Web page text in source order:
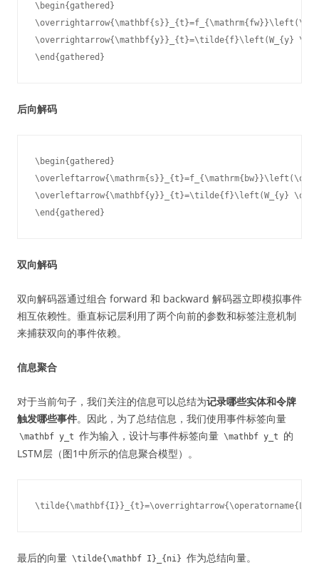
\begin{gathered}
\overrightarrow{\mathbf{y}}_{t}=\tilde{f}\left(W_{y}
\end{gathered}
后向解码
\begin{gathered}
\overleftarrow{\mathbf{y}}_{t}=\tilde{f}\left(W_{y}
\end{gathered}
双向解码
双向解码器通过组合 forward 和 backward 解码器立即模拟事件
相互依赖性。垂直标记层利用了两个向前的参数和标签注意机制
来捕获双向的事件依赖。
信息聚合
对于当前句子，我们关注的信息可以总结为记录哪些实体和令牌
触发哪些事件。因此，为了总结信息，我们使用事件标签向量
\mathbf y_t 作为输入，设计与事件标签向量 \mathbf y_t
的
LSTM层（图1中所示的信息聚合模型）。
最后的向量 \tilde{\mathbf I}_{ni} 作为总结向量。